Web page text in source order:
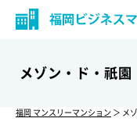
メゾン・ド・祇
福岡 マンスリーマンション ＞ メ